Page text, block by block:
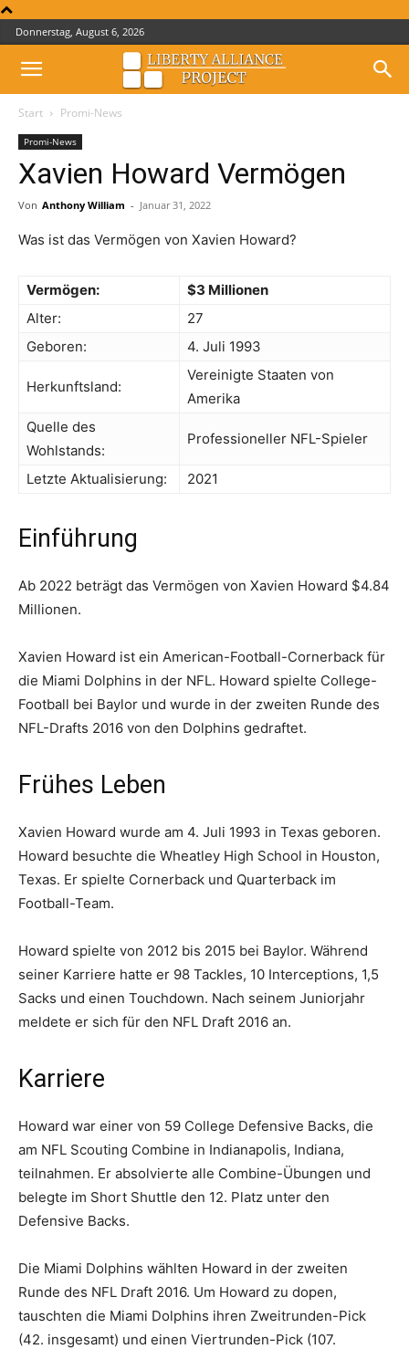
Donnerstag, August 6, 2026
Start Promi-News
Promi-News
Xavien Howard Vermögen
Von Anthony William - Januar 31, 2022
Was ist das Vermögen von Xavien Howard?
Vermögen:
$3 Millionen
Alter:
27
Geboren:
4. Juli 1993
Herkunftsland:
Vereinigte Staaten von
Amerika
Quelle des
Wohlstands:
Professioneller NFL-Spieler
Letzte Aktualisierung: 2021
Einführung
Ab 2022 beträgt das Vermögen von Xavien Howard $4.84
Millionen.
Xavien Howard ist ein American-Football-Cornerback für
die Miami Dolphins in der NFL. Howard spielte College-
Football bei Baylor und wurde in der zweiten Runde des
NFL-Drafts 2016 von den Dolphins gedraftet.
Frühes Leben
Xavien Howard wurde am 4. Juli 1993 in Texas geboren.
Howard besuchte die Wheatley High School in Houston,
Texas. Er spielte Cornerback und Quarterback im
Football-Team.
Howard spielte von 2012 bis 2015 bei Baylor. Während
seiner Karriere hatte er 98 Tackles, 10 Interceptions, 1,5
Sacks und einen Touchdown. Nach seinem Juniorjahr
meldete er sich für den NFL Draft 2016 an.
Karriere
Howard war einer von 59 College Defensive Backs, die
am NFL Scouting Combine in Indianapolis, Indiana,
teilnahmen. Er absolvierte alle Combine-Übungen und
belegte im Short Shuttle den 12. Platz unter den
Defensive Backs.
Die Miami Dolphins wählten Howard in der zweiten
Runde des NFL Draft 2016. Um Howard zu dopen,
tauschten die Miami Dolphins ihren Zweitrunden-Pick
(42. insgesamt) und einen Viertrunden-Pick (107.